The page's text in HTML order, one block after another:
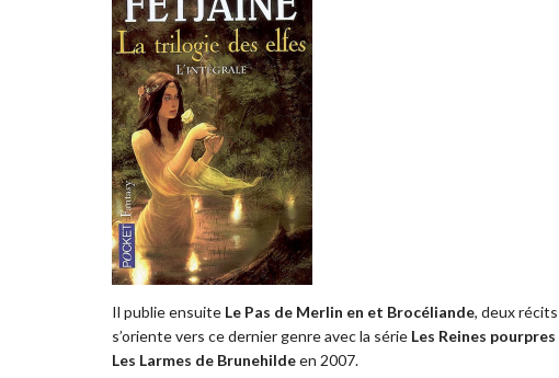
Il publie ensuite Le Pas de Merlin en et Brocéliande, deux
s’oriente vers ce dernier genre avec la série Les Reines pourpres
Les Larmes de Brunehildeen 2007.